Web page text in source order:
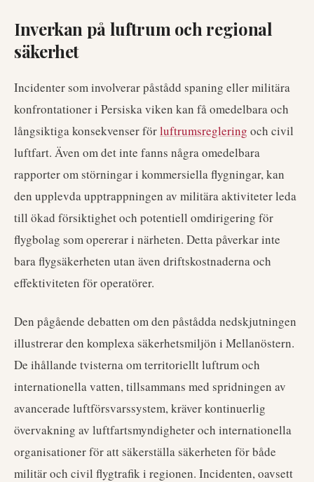
Inverkan på luftrum och regional
säkerhet
Incidenter som involverar påstådd spaning eller militära
konfrontationer i Persiska viken kan få omedelbara och
långsiktiga konsekvenser förluftrumsreglering och civil
luftfart. Även om det inte fanns några omedelbara
rapporter om störningar i kommersiella flygningar, kan
den upplevda upptrappningen av militära aktiviteter leda
till ökad försiktighet och potentiell omdirigering för
flygbolag som opererar i närheten. Detta påverkar inte
bara flygsäkerheten utan även driftskostnaderna och
effektiviteten för operatörer.
Den pågående debatten om den påstådda nedskjutningen
illustrerar den komplexa säkerhetsmiljön i Mellanöstern.
De ihållande tvisterna om territoriellt luftrum och
internationella vatten, tillsammans med spridningen av
avancerade luftförsvarssystem, kräver kontinuerlig
övervakning av luftfartsmyndigheter och internationella
organisationer för att säkerställa säkerheten för både
militär och civil flygtrafik i regionen. Incidenten, oavsett